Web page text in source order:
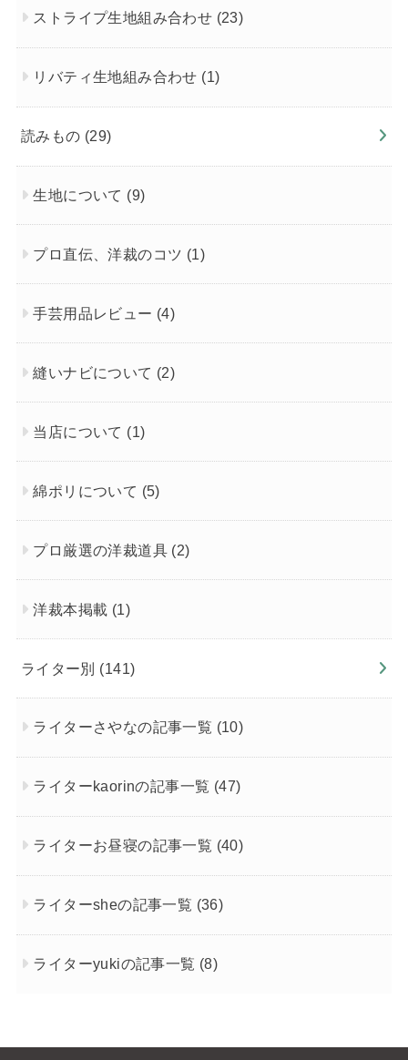
ストライプ生地組み合わせ (23)
リバティ生地組み合わせ (1)
読みもの (29)
生地について (9)
プロ直伝、洋裁のコツ (1)
手芸用品レビュー (4)
縫いナビについて (2)
当店について (1)
綿ポリについて (5)
プロ厳選の洋裁道具 (2)
洋裁本掲載 (1)
ライター別 (141)
ライターさやなの記事一覧 (10)
ライターkaorinの記事一覧 (47)
ライターお昼寝の記事一覧 (40)
ライターsheの記事一覧 (36)
ライターyukiの記事一覧 (8)